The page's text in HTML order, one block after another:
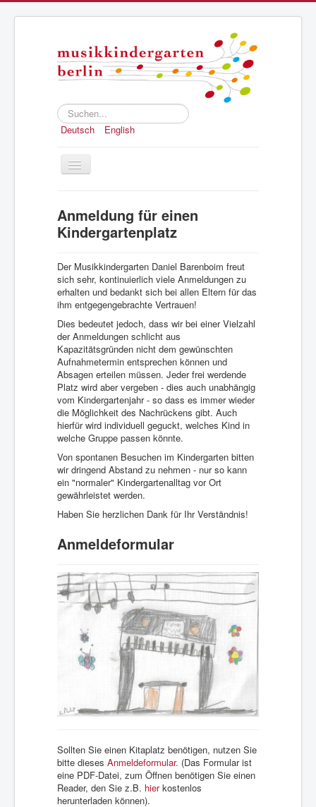
Suchen...
Deutsch
English
Toggle
Konzept
Struktur und Geschichte
Presse
Was Musik kann.
Stellen/Ausschreibungen
Anmeldung für einen
Kindergartenplatz
Der Musikkindergarten Daniel Barenboim freut
sich sehr, kontinuierlich viele Anmeldungen zu
erhalten und bedankt sich bei allen Eltern für das
ihm entgegengebrachte Vertrauen!
Dies bedeutet jedoch, dass wir bei einer Vielzahl
der Anmeldungen schlicht aus
Kapazitätsgründen nicht dem gewünschten
Aufnahmetermin entsprechen können und
Absagen erteilen müssen. Jeder frei werdende
Platz wird aber vergeben - dies auch unabhängig
vom Kindergartenjahr - so dass es immer wieder
die Möglichkeit des Nachrückens gibt. Auch
hierfür wird individuell geguckt, welches Kind in
welche Gruppe passen könnte.
Von spontanen Besuchen im Kindergarten bitten
wir dringend Abstand zu nehmen - nur so kann
ein "normaler" Kindergartenalltag vor Ort
gewährleistet werden.
Haben Sie herzlichen Dank für Ihr Verständnis!
Anmeldeformular
Sollten Sie einen Kitaplatz benötigen, nutzen Sie
bitte dieses Anmeldeformular. (Das Formular ist
eine PDF-Datei, zum Öffnen benötigen Sie einen
Reader, den Sie z.B. hierkostenlos
herunterladen können).